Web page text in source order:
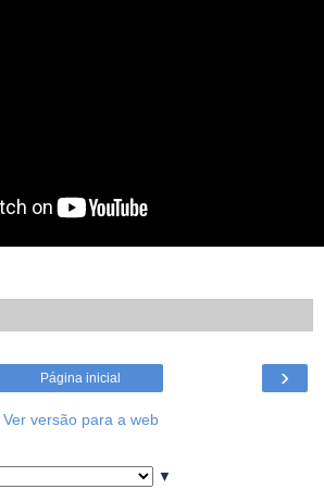
›
Página inicial
Ver versão para a web
▼